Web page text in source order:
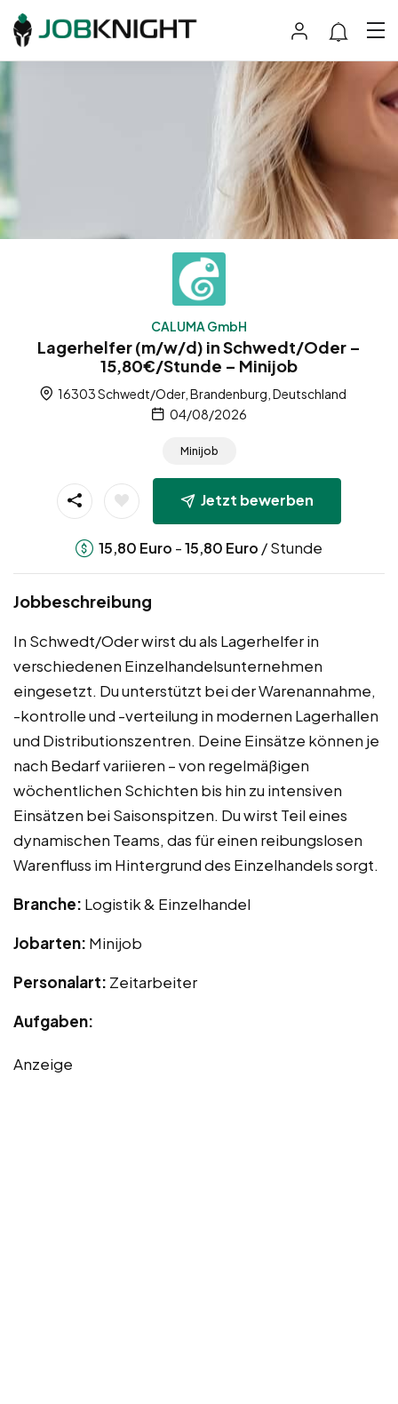
CALUMA GmbH
Lagerhelfer (m/w/d) in Schwedt/Oder –
15,80€/Stunde – Minijob
16303 Schwedt/Oder, Brandenburg, Deutschland
04/08/2026
Minijob
Jetzt bewerben
15,80 Euro -15,80 Euro / Stunde
Jobbeschreibung
In Schwedt/Oder wirst du als Lagerhelfer in
verschiedenen Einzelhandelsunternehmen
eingesetzt. Du unterstützt bei der Warenannahme,
-kontrolle und -verteilung in modernen Lagerhallen
und Distributionszentren. Deine Einsätze können je
nach Bedarf variieren – von regelmäßigen
wöchentlichen Schichten bis hin zu intensiven
Einsätzen bei Saisonspitzen. Du wirst Teil eines
dynamischen Teams, das für einen reibungslosen
Warenfluss im Hintergrund des Einzelhandels sorgt.
Branche: Logistik & Einzelhandel
Jobarten: Minijob
Personalart: Zeitarbeiter
Aufgaben:
Anzeige